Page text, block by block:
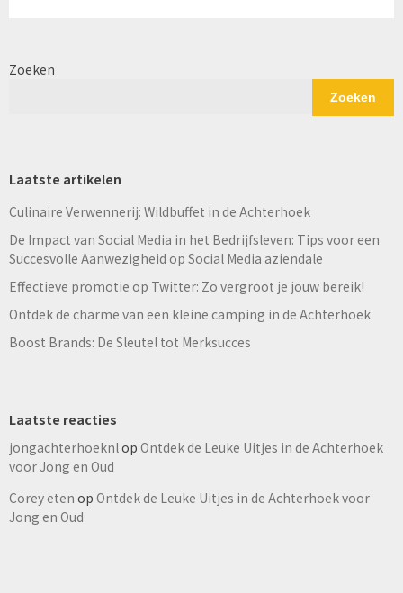
Zoeken
Zoeken
Laatste artikelen
Culinaire Verwennerij: Wildbuffet in de Achterhoek
De Impact van Social Media in het Bedrijfsleven: Tips voor een
Succesvolle Aanwezigheid op Social Media aziendale
Effectieve promotie op Twitter: Zo vergroot je jouw bereik!
Ontdek de charme van een kleine camping in de Achterhoek
Boost Brands: De Sleutel tot Merksucces
Laatste reacties
jongachterhoeknlop Ontdek de Leuke Uitjes in de Achterhoek
voor Jong en Oud
Corey eten op Ontdek de Leuke Uitjes in de Achterhoek voor
Jong en Oud